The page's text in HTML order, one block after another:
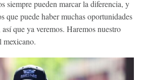
siempre pueden marcar la diferencia, y
que puede haber muchas oportunidades
que ya veremos. Haremos nuestro
mexicano.